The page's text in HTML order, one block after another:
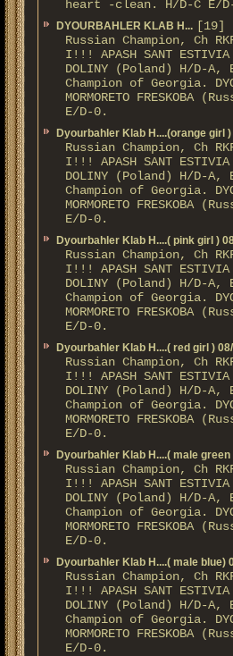
heart -clean. H/D-С E/
DYOURBAHLER KLAB Н... [19]
Russian Champion, Ch
I!!! APASH SANT ESTIVIA
DOLINY (Poland) H/D-
Champion of Georgia.
MORMORETO FRESKOBA
E/D-0.
Dyourbahler Klab H....(orange girl
Russian Champion, Ch
I!!! APASH SANT ESTIVIA
DOLINY (Poland) H/D-
Champion of Georgia.
MORMORETO FRESKOBA
E/D-0.
Dyourbahler Klab H....( pink girl )
Russian Champion, Ch
I!!! APASH SANT ESTIVIA
DOLINY (Poland) H/D-
Champion of Georgia.
MORMORETO FRESKOBA
E/D-0.
Dyourbahler Klab H....( red girl )
Russian Champion, Ch
I!!! APASH SANT ESTIVIA
DOLINY (Poland) H/D-
Champion of Georgia.
MORMORETO FRESKOBA
E/D-0.
Dyourbahler Klab H....( male green
Russian Champion, Ch
I!!! APASH SANT ESTIVIA
DOLINY (Poland) H/D-
Champion of Georgia.
MORMORETO FRESKOBA
E/D-0.
Dyourbahler Klab H....( male blue)
Russian Champion, Ch
I!!! APASH SANT ESTIVIA
DOLINY (Poland) H/D-
Champion of Georgia.
MORMORETO FRESKOBA
E/D-0.